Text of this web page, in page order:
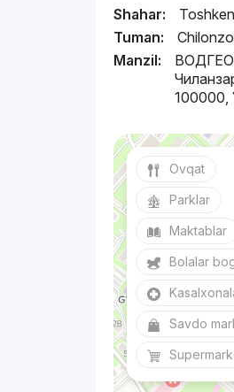
Shahar:
Tuman:
Manzil:
ВОДГЕО
100000,
Ovqat
Parklar
Maktablar
Bolalar
Savdo